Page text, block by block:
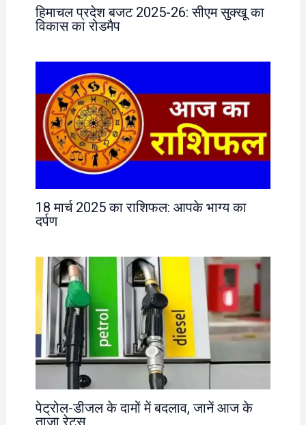
हिमाचल प्रदेश बजट 2025-26: सीएम सुक्खू का
विकास का रोडमैप
18 मार्च 2025 का राशिफल: आपके भाग्य का
दर्पण
पेट्रोल-डीजल के दामों में बदलाव, जानें आज के
ताजा रेट्स